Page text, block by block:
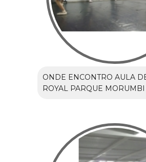
ONDE ENCONTRO AULA
ROYAL PARQUE MORUMBI